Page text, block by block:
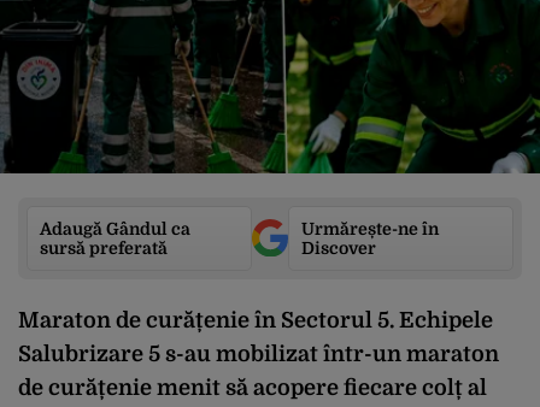
Adaugă Gândul ca
sursă preferată
Urmărește-ne în
Discover
Maraton de curățenie în Sectorul 5. Echipele
Salubrizare 5 s-au mobilizat într-un maraton
de curățenie menit să acopere fiecare colț al